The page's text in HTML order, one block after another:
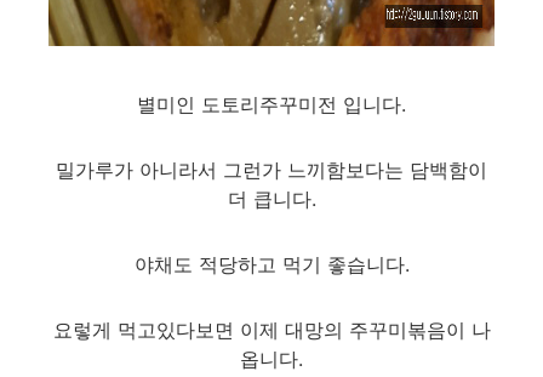
별미인 도토리주꾸미전 입니다.
밀가루가 아니라서 그런가 느끼함보다는 담백함이
더 큽니다.
야채도 적당하고 먹기 좋습니다.
요렇게 먹고있다보면 이제 대망의 주꾸미볶음이 나
옵니다.